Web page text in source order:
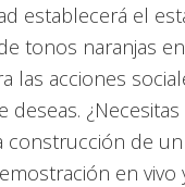
establecerá el
tonos naranjas
las acciones
deseas.
construcción de
en